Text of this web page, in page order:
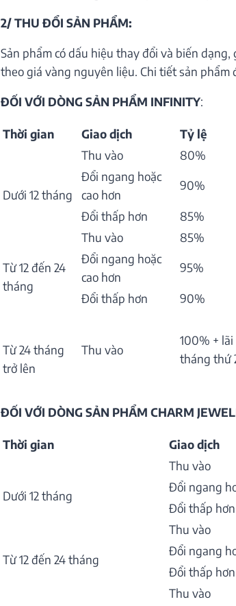
2/ THU ĐỔI SẢN PHẨM:
Sản phẩm có dấu hiệu thay đổi và biến
theo giá vàng nguyên liệu. Chi tiết sản phẩm
ĐỐI VỚI DÒNG SẢN PHẨM INFINITY:
Thời gian Giao dịch Tỷ lệ
Dưới 12 tháng
Thu vào
80%
Đổi ngang hoặc
cao hơn
90%
Đổi thấp hơn 85%
Từ 12 đến 24
tháng
Thu vào
85%
Đổi ngang hoặc
cao hơn
95%
Đổi thấp hơn 90%
Từ 24 tháng
trở lên
Thu vào
100% +
tháng thứ
ĐỐI VỚI DÒNG SẢN PHẨM CHARM
Thời gian Giao dịch
Dưới 12 tháng
Thu vào
Đổi ngang
Đổi thấp hơn
Từ 12 đến 24 tháng
Thu vào
Đổi ngang
Đổi thấp hơn
Thu vào